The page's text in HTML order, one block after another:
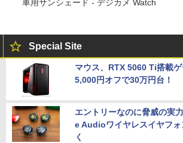
車用サンシェード - デジカメ Watch
Special Site
マウス、RTX 5060 Ti搭載
5,000円オフで30万円台！
エントリーなのに脅威の実
e Audioワイヤレスイヤフ
く